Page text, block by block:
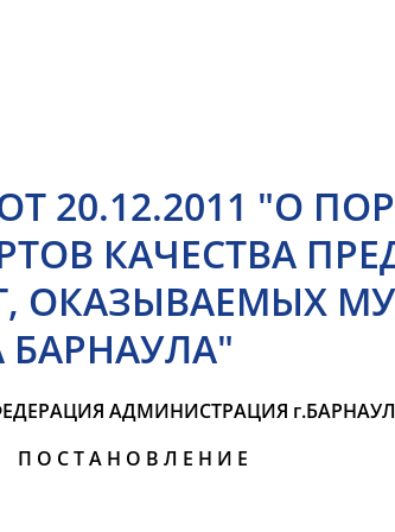
20.12.2011 "О
КАЧЕСТВА
ОКАЗЫВАЕМЫХ
АДМИНИСТРАЦИЯ
П О С Т А Н О В Л Е Н И Е